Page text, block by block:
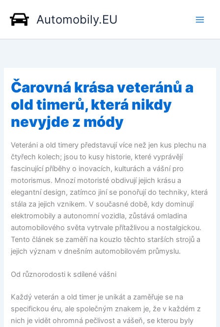
obsah
Automobily.EU
Čarovná krása veteránů a
old timerů, která nikdy
nevyjde z módy
Veteráni a old timery představují více než jen kus plechu na
čtyřech kolech; jsou to kusy historie, které vyprávějí
fascinující příběhy o inovacích, kulturách a vášní pro
motorismus. Mnozí motoristé obdivují jejich krásu a
elegantní design, zatímco jiní se ponořují do techniky, která
stála za jejich vznikem. V současné době, kdy dominují
elektromobily a autonomní vozidla, zůstává omladina
automobilového světa vytrvale přítažlivou a nostalgickou.
Tento článek se zaměří na kouzlo těchto starších strojů a
jejich význam v dnešním automobilovém průmyslu.
Od různorodosti k sdílené vášni
Každý veterán a old timer je unikát a zaměřuje se na
specifickou éru, ale společným znakem je, že v každém z
nich je vidět ohromná pečlivost a vášeň, se kterou byly